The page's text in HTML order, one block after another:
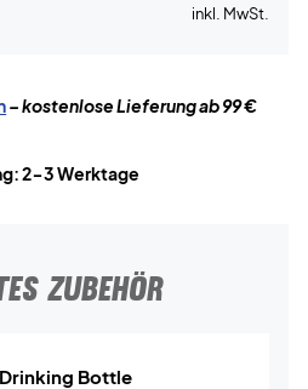
inkl. MwSt.
– kostenlose Lieferung ab 99 €
2-3 Werktage
ZUBEHÖR
Drinking Bottle